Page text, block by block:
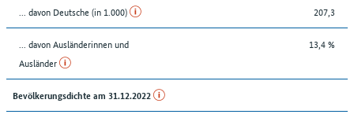
... davon Deutsche (in 1.000) 207,3
... davon Ausländerinnen und
Ausländer
13,4 %
Bevölkerungsdichte am 31.12.2022